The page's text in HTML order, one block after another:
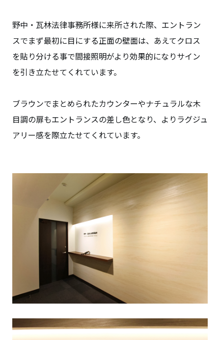
野中・瓦林法律事務所様に来所された際、エントラン
スでまず最初に目にする正面の壁面は、あえてクロス
を貼り分ける事で間接照明がより効果的になりサイン
を引き立たせてくれています。
ブラウンでまとめられたカウンターやナチュラルな木
目調の扉もエントランスの差し色となり、よりラグジュ
アリー感を際立たせてくれています。